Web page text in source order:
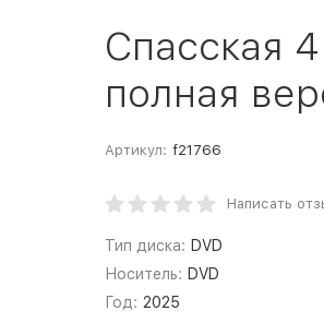
Спасская
полная
Артикул: f21766
Написать
Тип диска: DVD
Носитель: DVD
Год: 2025